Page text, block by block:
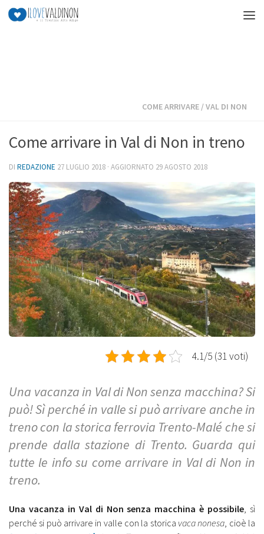
Salta al contenuto
COME ARRIVARE /VAL DI NON
Come arrivare in Val di Non in treno
DI REDAZIONE 27 LUGLIO 2018 · AGGIORNATO 29 AGOSTO 2018
4.1/5 (31 voti)
Una vacanza in Val di Non senza macchina? Si
può! Sì perché in valle si può arrivare anche in
treno con la storica ferrovia Trento-Malé che si
prende dalla stazione di Trento. Guarda qui
tutte le info su come arrivare in Val di Non in
treno.
Una vacanza in Val di Non senza macchina è possibile, sì
perché si può arrivare in valle con la storica vaca nonesa, cioè la